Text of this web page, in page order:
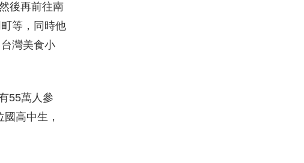
後再前往南
等，同時他
灣美食小
55萬人參
高中生，